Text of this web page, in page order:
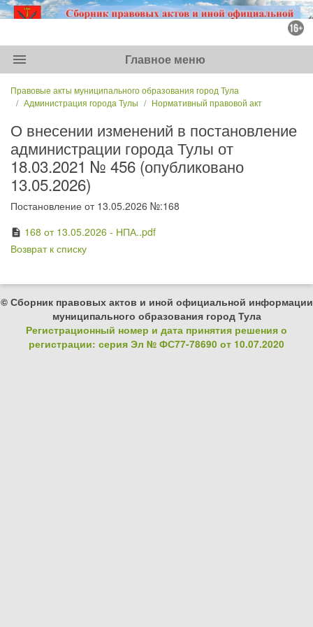
menu Главное меню
Правовые акты муниципального образования город Тула
Администрация города Тулы
Нормативный правовой акт
О внесении изменений в постановление
администрации города Тулы от
18.03.2021 № 456 (опубликовано
13.05.2026)
Постановление от 13.05.2026 №:168
description 168 от 13.05.2026 - НПА..pdf
Возврат к списку
© Сборник правовых актов и иной официальной информации
муниципального образования город Тула
Регистрационный номер и дата принятия решения о
регистрации: серия Эл № ФС77-78690 от 10.07.2020